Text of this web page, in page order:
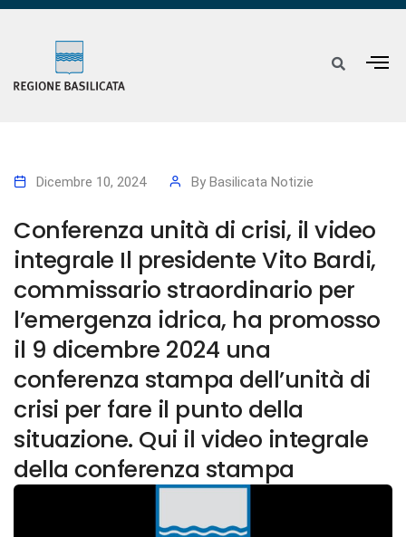
Dicembre 10, 2024 By Basilicata Notizie
Conferenza unità di crisi, il video
integrale Il presidente Vito Bardi,
commissario straordinario per
l’emergenza idrica, ha promosso
il 9 dicembre 2024 una
conferenza stampa dell’unità di
crisi per fare il punto della
situazione. Qui il video integrale
della conferenza stampa